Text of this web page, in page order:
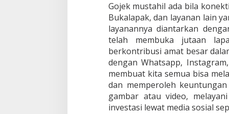
Gojek mustahil ada bila
Bukalapak, dan layanan lain
layanannya diantarkan
telah membuka jutaan
berkontribusi amat besar
dengan Whatsapp,
membuat kita semua bisa
dan memperoleh
gambar atau video,
investasi lewat media sosial